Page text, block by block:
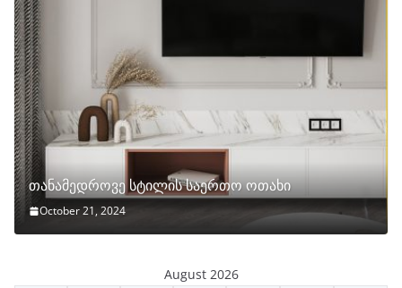
თანამედროვე სტილის საერთო ოთახი
October 21, 2024
August 2026